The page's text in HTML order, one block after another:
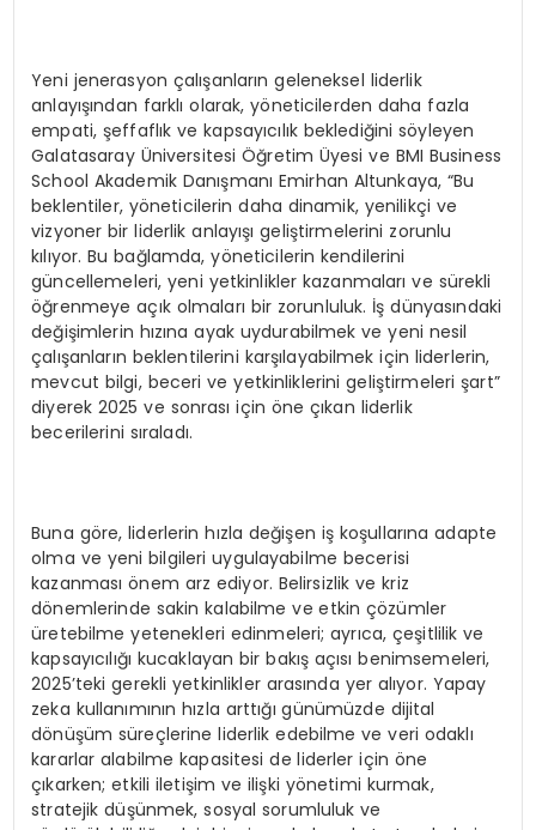
Yeni jenerasyon çalışanların geleneksel liderlik
anlayışından farklı olarak, yöneticilerden daha fazla
empati, şeffaflık ve kapsayıcılık beklediğini söyleyen
Galatasaray Üniversitesi Öğretim Üyesi ve BMI Business
School Akademik Danışmanı Emirhan Altunkaya, “Bu
beklentiler, yöneticilerin daha dinamik, yenilikçi ve
vizyoner bir liderlik anlayışı geliştirmelerini zorunlu
kılıyor. Bu bağlamda, yöneticilerin kendilerini
güncellemeleri, yeni yetkinlikler kazanmaları ve sürekli
öğrenmeye açık olmaları bir zorunluluk. İş dünyasındaki
değişimlerin hızına ayak uydurabilmek ve yeni nesil
çalışanların beklentilerini karşılayabilmek için liderlerin,
mevcut bilgi, beceri ve yetkinliklerini geliştirmeleri şart”
diyerek 2025 ve sonrası için öne çıkan liderlik
becerilerini sıraladı.
Buna göre, liderlerin hızla değişen iş koşullarına adapte
olma ve yeni bilgileri uygulayabilme becerisi
kazanması önem arz ediyor. Belirsizlik ve kriz
dönemlerinde sakin kalabilme ve etkin çözümler
üretebilme yetenekleri edinmeleri; ayrıca, çeşitlilik ve
kapsayıcılığı kucaklayan bir bakış açısı benimsemeleri,
2025’teki gerekli yetkinlikler arasında yer alıyor. Yapay
zeka kullanımının hızla arttığı günümüzde dijital
dönüşüm süreçlerine liderlik edebilme ve veri odaklı
kararlar alabilme kapasitesi de liderler için öne
çıkarken; etkili iletişim ve ilişki yönetimi kurmak,
stratejik düşünmek, sosyal sorumluluk ve